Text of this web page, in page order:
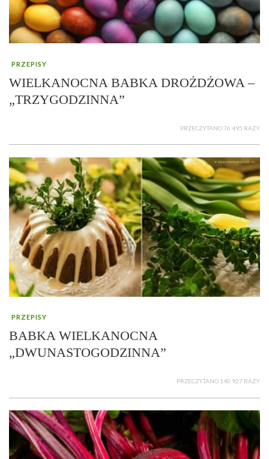
PRZEPISY
WIELKANOCNA BABKA DROŻDŻOWA –
„TRZYGODZINNA”
PRZECZYTANO 76 495 RAZY
PRZEPISY
BABKA WIELKANOCNA
„DWUNASTOGODZINNA”
PRZECZYTANO 140 927 RAZY